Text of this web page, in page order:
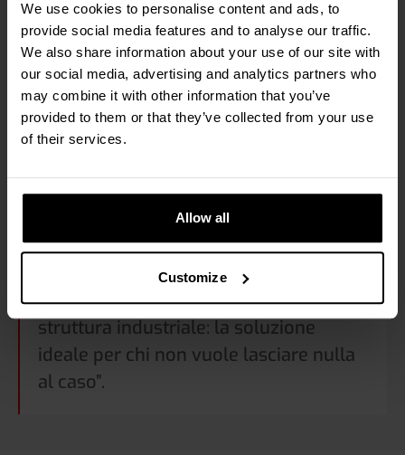
We use cookies to personalise content and ads, to
provide social media features and to analyse our traffic.
We also share information about your use of our site with
our social media, advertising and analytics partners who
may combine it with other information that you’ve
provided to them or that they’ve collected from your use
of their services.
Allow all
Customize
connettività wireless, versione omologata, OIML III,
transpallet in acciaio inossidabile qualita’ premium
KARIN STERKEN, RESPONSABILE DEL TEAM DELL'UFFICIO
“RAVAS ProLine 6200 combina una
precisione senza pari con una solida
struttura industriale: la soluzione
ideale per chi non vuole lasciare nulla
al caso”.